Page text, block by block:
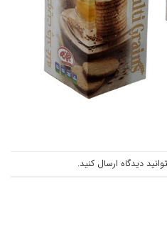
دیدگاه ارسال کنید.